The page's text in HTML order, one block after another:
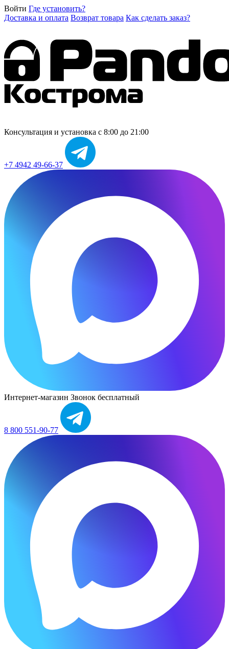
Войти Где установить?
Доставка и оплата Возврат товара Как сделать заказ?
Консультация и установка с 8:00 до 21:00
+7 4942 49-66-37
Интернет-магазин Звонок бесплатный
8 800 551-90-77